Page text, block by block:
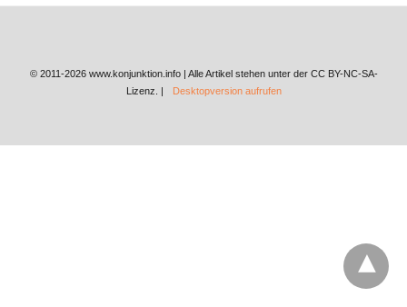
© 2011-2026 www.konjunktion.info | Alle Artikel stehen unter der CC BY-NC-SA-
Lizenz. |
Desktopversion aufrufen